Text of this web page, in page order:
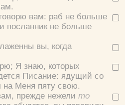
вам: раб не больше
посланник не больше
вы, когда
Я знаю, которых
Писание: ядущий со
Меня пяту свою.
прежде нежели то